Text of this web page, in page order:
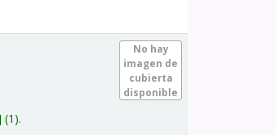
No hay
imagen de
cubierta
disponible
(1).